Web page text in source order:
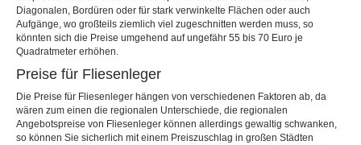
Diagonalen, Bordüren oder für stark verwinkelte Flächen oder auch
Aufgänge, wo großteils ziemlich viel zugeschnitten werden muss, so
könnten sich die Preise umgehend auf ungefähr 55 bis 70 Euro je
Quadratmeter erhöhen.
Preise für Fliesenleger
Die Preise für Fliesenleger hängen von verschiedenen Faktoren ab, da
wären zum einen die regionalen Unterschiede, die regionalen
Angebotspreise von Fliesenleger können allerdings gewaltig schwanken,
so können Sie sicherlich mit einem Preiszuschlag in großen Städten